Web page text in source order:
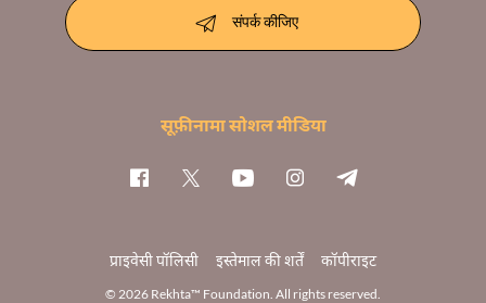
संपर्क कीजिए
सूफ़ीनामा सोशल मीडिया
प्राइवेसी पॉलिसी इस्तेमाल की शर्तें कॉपीराइट
© 2026 Rekhta™ Foundation. All rights reserved.